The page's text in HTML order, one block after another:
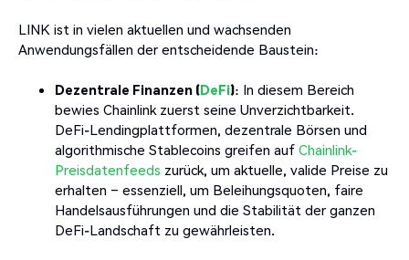
LINK ist in vielen aktuellen und wachsenden
Anwendungsfällen der entscheidende Baustein:
Dezentrale Finanzen (DeFi): In diesem Bereich
bewies Chainlink zuerst seine Unverzichtbarkeit.
DeFi-Lendingplattformen, dezentrale Börsen und
algorithmische Stablecoins greifen auf Chainlink-
Preisdatenfeeds zurück, um aktuelle, valide Preise zu
erhalten – essenziell, um Beleihungsquoten, faire
Handelsausführungen und die Stabilität der ganzen
DeFi-Landschaft zu gewährleisten.